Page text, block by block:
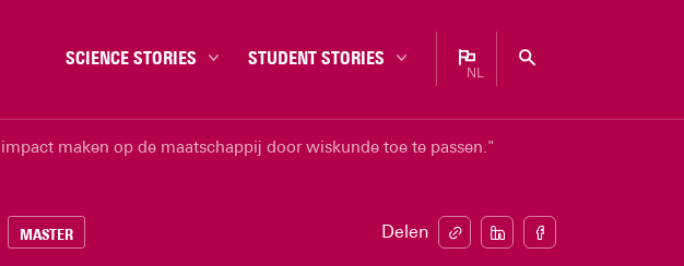
SCIENCE STORIES
Chiptechnologie
Data & AI
Gezondheid
STUDENT STORIES
Bachelor
Campus
NL
Nederlands
maken op de maatschappij door wiskunde toe te passen."
MASTER Delen